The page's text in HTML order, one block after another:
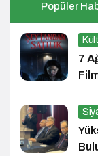
Popüler
7